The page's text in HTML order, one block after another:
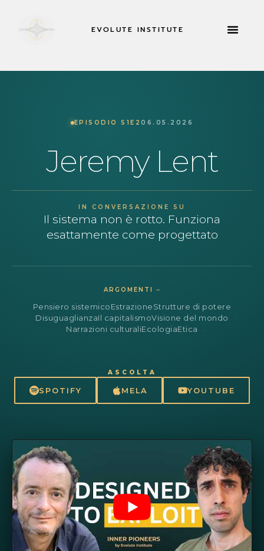
EVOLUTE INSTITUTE
EPISODIO S1E206.05.2026
Jeremy Lent
IN CONVERSAZIONE SU
Il sistema non è rotto. Funziona
esattamente come progettato
ARGOMENTI ⏤
Pensiero sistemicoEstrazioneStrutture di potere
DisuguaglianzaIl capitalismoVisione del mondo
Narrazioni culturaliEcologiaEtica
ASCOLTA
SPOTIFY MELA YOUTUBE